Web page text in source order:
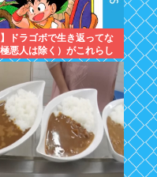
】ドラゴボで生き返ってな
悪人は除く）がこれらし